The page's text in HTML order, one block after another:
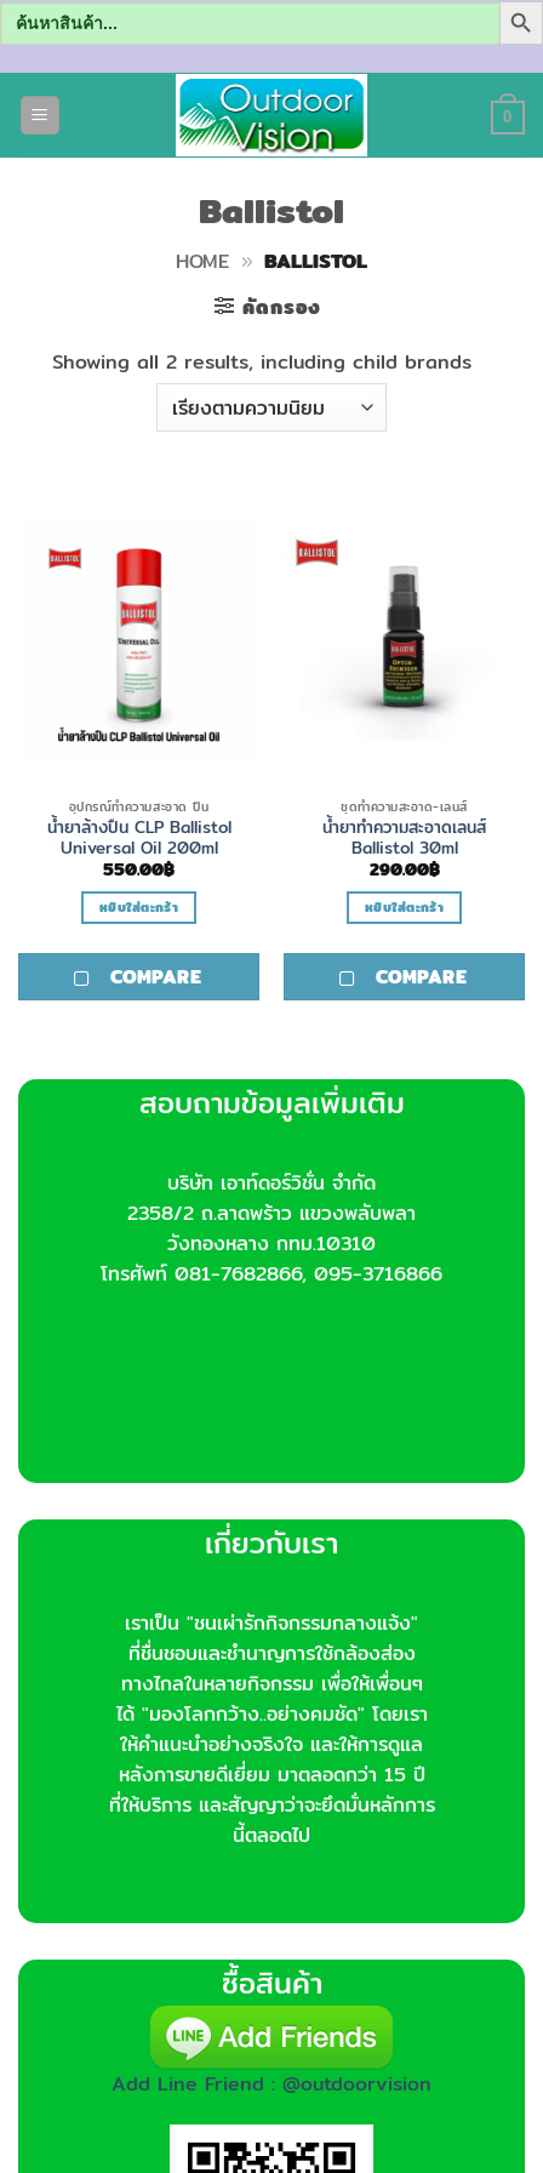
Search
for:
0
Ballistol
HOME » BALLISTOL
คัดกรอง
Showing all 2 results, including child brands
อุปกรณ์ทำความสะอาด ปืน
น้ำยาล้างปืน CLP Ballistol
Universal Oil 200ml
550.00฿
หยิบใส่ตะกร้า
COMPARE
ชุดทำความสะอาด-เลนส์
น้ำยาทำความสะอาดเลนส์
Ballistol 30ml
290.00฿
หยิบใส่ตะกร้า
COMPARE
สอบถามข้อมูลเพิ่มเติม
บริษัท เอาท์ดอร์วิชั่น จำกัด
2358/2 ถ.ลาดพร้าว แขวงพลับพลา
วังทองหลาง กทม.10310
โทรศัพท์ 081-7682866, 095-3716866
เกี่ยวกับเรา
เราเป็น "ชนเผ่ารักกิจกรรมกลางแจ้ง"
ที่ชื่นชอบและชำนาญการใช้กล้องส่อง
ทางไกลในหลายกิจกรรม เพื่อให้เพื่อนๆ
ได้ "มองโลกกว้าง..อย่างคมชัด" โดยเรา
ให้คำแนะนำอย่างจริงใจ และให้การดูแล
หลังการขายดีเยี่ยม มาตลอดกว่า 15 ปี
ที่ให้บริการ และสัญญาว่าจะยึดมั่นหลักการ
นี้ตลอดไป
ซื้อสินค้า
Add Line Friend : @outdoorvision